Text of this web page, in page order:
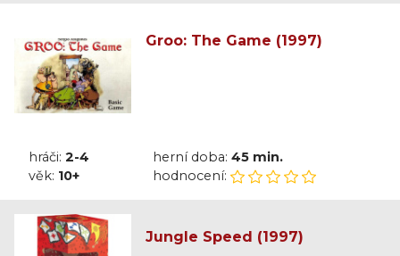
Groo: The Game (1997)
hráči: 2-4 herní doba: 45 min.
věk: 10+ hodnocení:
Jungle Speed (1997)